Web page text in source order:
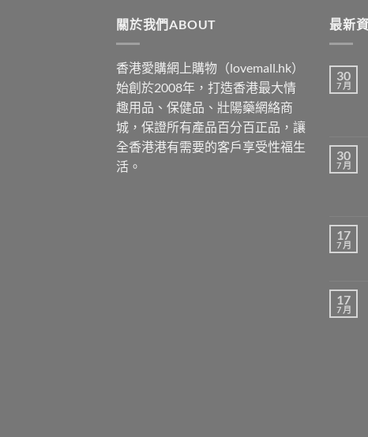
關於我們ABOUT
香港愛購網上購物（lovemall.hk）
始創於2008年，打造香港最大情
趣用品、保健品、壯陽藥網絡商
城，保證所有產品百分百正品，讓
全香港港有需要的客戶享受性福生
活。
最新
30
7 月
30
7 月
17
7 月
17
7 月